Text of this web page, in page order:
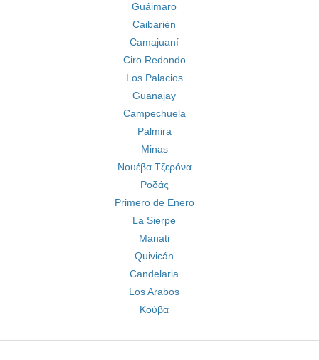
Guáimaro
Caibarién
Camajuaní
Ciro Redondo
Los Palacios
Guanajay
Campechuela
Palmira
Minas
Νουέβα Τζερόνα
Ροδάς
Primero de Enero
La Sierpe
Manati
Quivicán
Candelaria
Los Arabos
Κούβα